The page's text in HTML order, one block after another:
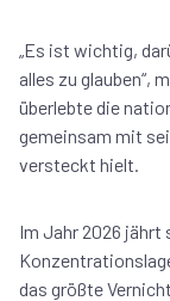
„Es ist wichtig,
alles zu glauben“,
überlebte die
gemeinsam mit
versteckt hielt.
Im Jahr 2026 jährt
das größte